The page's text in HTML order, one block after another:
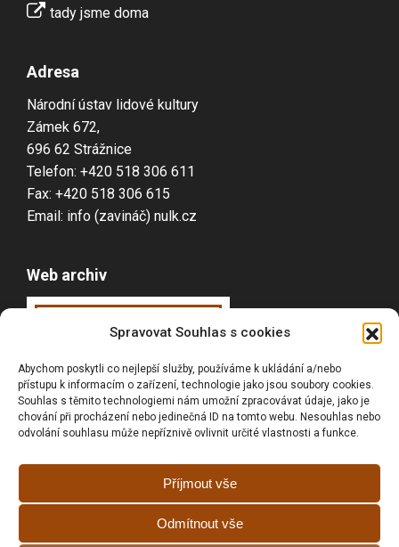
Spravovat Souhlas s cookies
Abychom poskytli co nejlepší služby, používáme k ukládání a/nebo
přístupu k informacím o zařízení, technologie jako jsou soubory cookies.
Souhlas s těmito technologiemi nám umožní zpracovávat údaje, jako je
chování při procházení nebo jedinečná ID na tomto webu. Nesouhlas nebo
odvolání souhlasu může nepříznivě ovlivnit určité vlastnosti a funkce.
Příjmout vše
Odmítnout vše
tady jsme doma
Adresa
Národní ústav lidové kultury
Zámek 672,
696 62 Strážnice
Telefon: +420 518 306 611
Fax: +420 518 306 615
Email: info (zavináč) nulk.cz
Web archiv
Webarchivováno
ČR
Vyhledávání